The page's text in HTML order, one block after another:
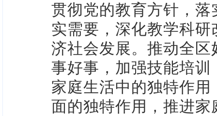
贯彻党的教育方针，
实需要，深化教学科
济社会发展。推动全
事好事，加强技能培
家庭生活中的独特作
面的独特作用，推进